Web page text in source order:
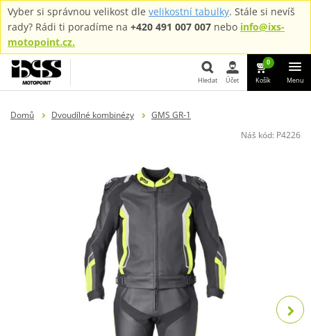
Vyber si správnou velikost dle velikostní tabulky. Stále si nevíš
rady? Rádi ti poradíme na +420 491 007 007 nebo info@ixs-
motopoint.cz.
Hledat Účet
0
Košík Menu
Domů Dvoudílné kombinézy
GMS GR-1
Náš kód: P4226